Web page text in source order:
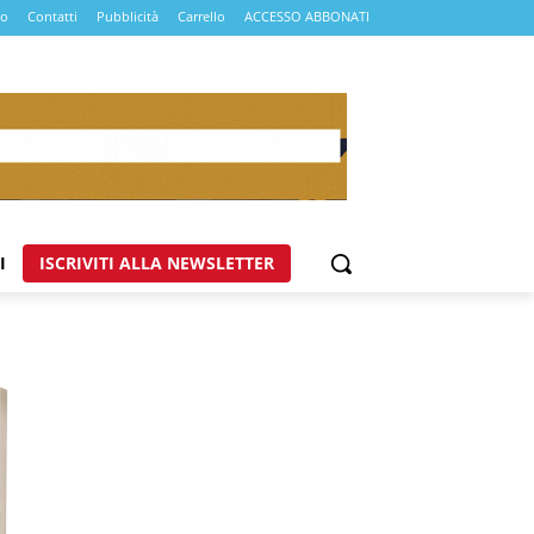
Contatti Pubblicità Carrello ACCESSO ABBONATI
ISCRIVITI ALLA NEWSLETTER